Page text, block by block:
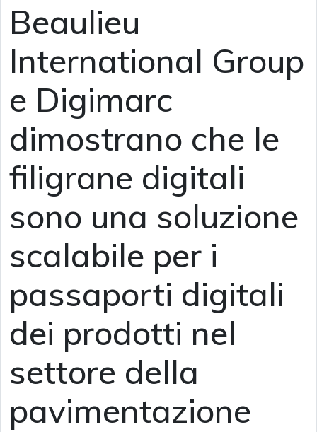
Beaulieu
International Group
e Digimarc
dimostrano che le
filigrane digitali
sono una soluzione
scalabile per i
passaporti digitali
dei prodotti nel
settore della
pavimentazione